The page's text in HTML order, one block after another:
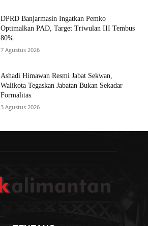
DPRD Banjarmasin Ingatkan Pemko
Optimalkan PAD, Target Triwulan III Tembus
80%
7 Agustus 2026
Ashadi Himawan Resmi Jabat Sekwan,
Walikota Tegaskan Jabatan Bukan Sekadar
Formalitas
3 Agustus 2026